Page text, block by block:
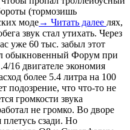
(тормозишь
моде→ Читать далее лях,
звук стал утихать. Через
уже 60 тыс. забыл этот
обыкновенный Форум при
16 двигателе экономия
более 5.4 литра на 100
подозрение, что что-то не
громкости звука
не громко. Во дворе
сзади. Но